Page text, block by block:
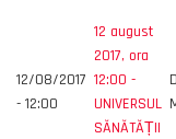
12/08/2017
- 12:00
12 august
2017, ora
12:00 -
UNIVERSUL
SĂNĂTĂȚII